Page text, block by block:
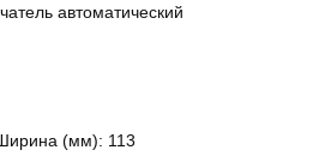
автоматический
(мм): 113